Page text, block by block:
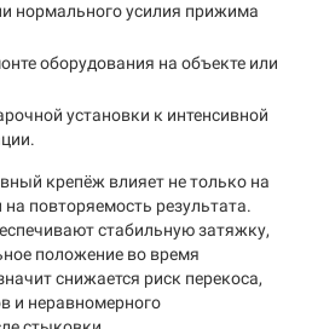
нормального усилия прижима
оборудования на объекте или
установки к интенсивной
крепёж влияет не только на
повторяемость результата.
стабильную затяжку,
положение во время
снижается риск перекоса,
и неравномерного